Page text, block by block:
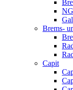
Brems-
Capit